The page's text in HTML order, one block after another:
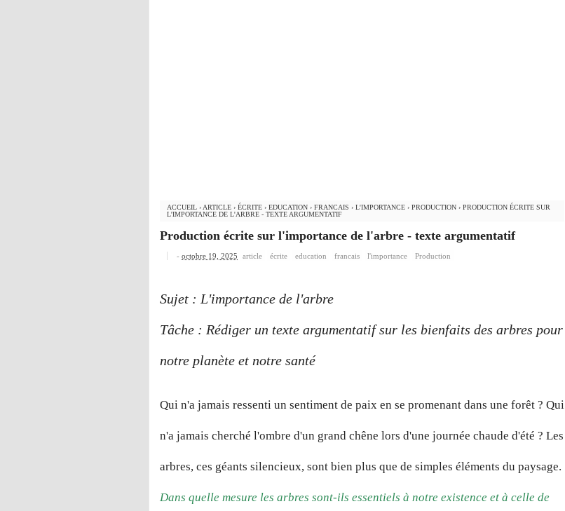
ACCUEIL › ARTICLE › ÉCRITE › EDUCATION › FRANCAIS › L'IMPORTANCE › PRODUCTION › PRODUCTION ÉCRITE SUR
L'IMPORTANCE DE L'ARBRE - TEXTE ARGUMENTATIF
Production écrite sur l'importance de l'arbre - texte argumentatif
- octobre 19, 2025 article écrite education francais l'importance Production
Sujet : L'importance de l'arbre
Tâche : Rédiger un texte argumentatif sur les bienfaits des arbres pour
notre planète et notre santé
Qui n'a jamais ressenti un sentiment de paix en se promenant dans une forêt ? Qui
n'a jamais cherché l'ombre d'un grand chêne lors d'une journée chaude d'été ? Les
arbres, ces géants silencieux, sont bien plus que de simples éléments du paysage.
Dans quelle mesure les arbres sont-ils essentiels à notre existence et à celle de